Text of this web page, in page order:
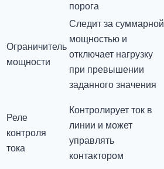
порога
Ограничитель
мощности
Следит за суммарной
мощностью и
отключает нагрузку
при превышении
заданного значения
Реле
контроля
тока
Контролирует ток в
линии и может
управлять
контактором